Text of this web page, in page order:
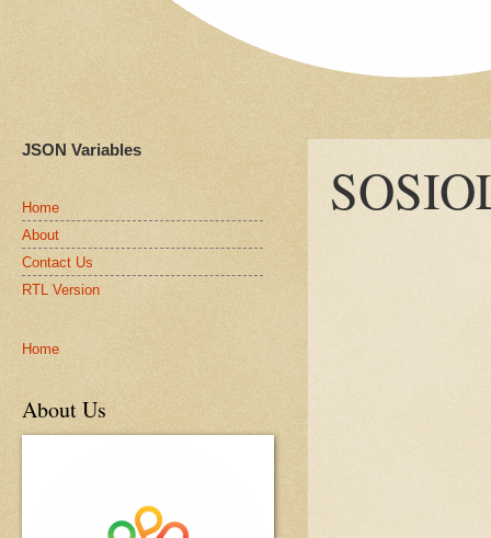
JSON Variables
Home
About
Contact Us
RTL Version
Home
About Us